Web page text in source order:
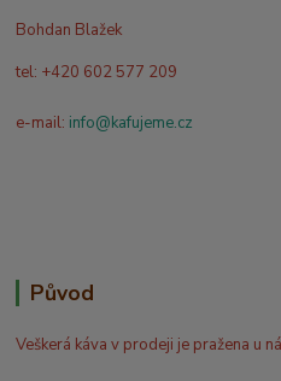
Bohdan Blažek
tel: +420 602 577 209
e-mail: info@kafujeme.cz
Původ
Veškerá káva v prodeji je pražena u